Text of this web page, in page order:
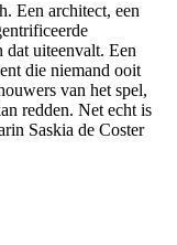
Een architect, een
uiteenvalt. Een
die niemand ooit
van het spel,
redden. Net echt is
Saskia de Coster